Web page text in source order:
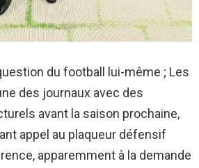
du football lui-même ; Les
des journaux avec des
avant la saison prochaine,
appel au plaqueur défensif
apparemment à la demande